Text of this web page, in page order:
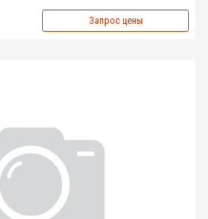
Запрос цены